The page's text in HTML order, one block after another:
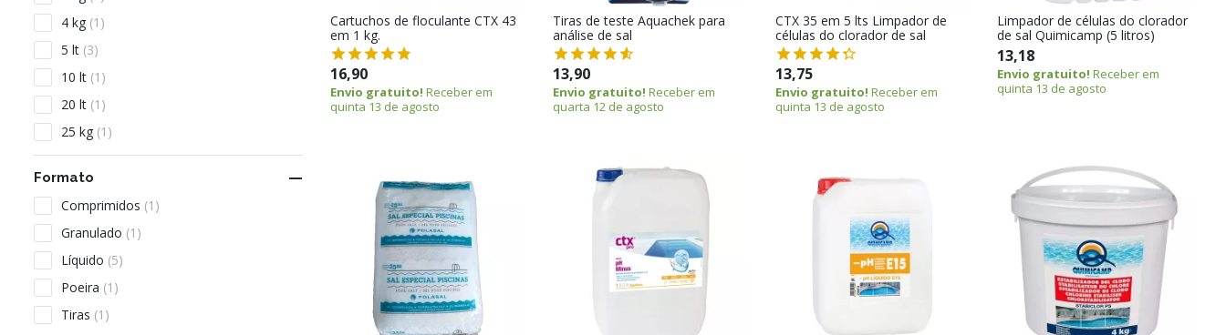
4 kg (1)
5 lt (3)
10 lt (1)
20 lt (1)
25 kg (1)
Formato 
Comprimidos (1)
Granulado (1)
Líquido (5)
Poeira (1)
Tiras (1)
Cartuchos de floculante CTX 43
em 1 kg.
16,90
Envio gratuito! Receber em
quinta 13 de agosto
Tiras de teste Aquachek para
análise de sal
13,90
Envio gratuito! Receber em
quarta 12 de agosto
CTX 35 em 5 lts Limpador de
células do clorador de sal
13,75
Envio gratuito! Receber em
quinta 13 de agosto
Limpador de células do clorador
de sal Quimicamp (5 litros)
13,18
Envio gratuito! Receber em
quinta 13 de agosto